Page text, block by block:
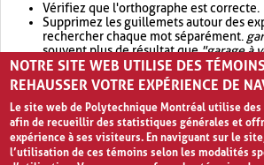
Vérifiez que l'orthographe est correcte.
Supprimez les guillemets autour des
rechercher chaque mot séparément.
souvent plus de résultat que"garage à
Envisagez d'élargir votre recherche
retournera souvent plus de résultat que
NOTRE SITE WEB UTILISE DES
REHAUSSER VOTRE EXPÉRIENCE DE
Le site web de Polytechnique Montréal utilise
afin de recueillir des statistiques générales et
expérience à ses visiteurs. En naviguant sur le
l’utilisation de ces témoins selon les modalités